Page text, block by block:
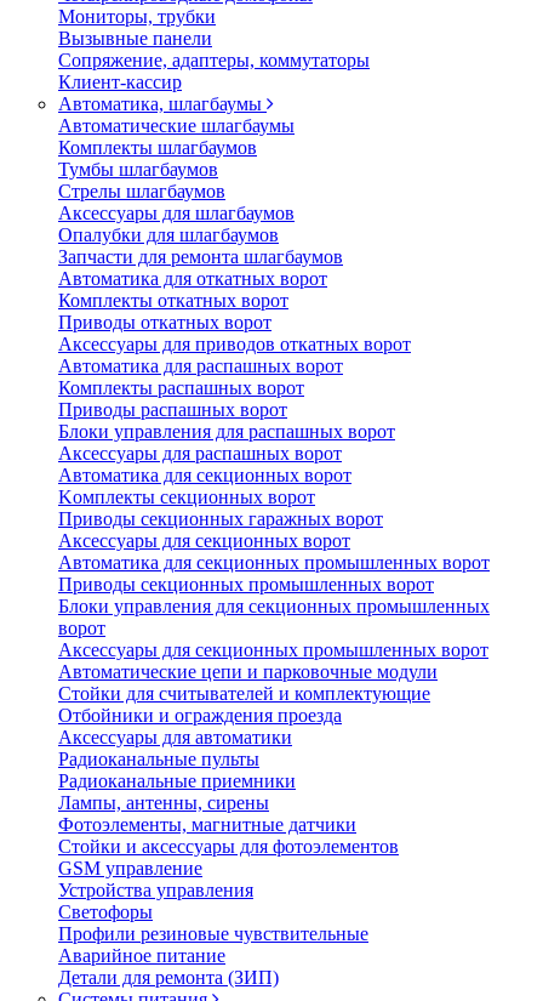
Мониторы, трубки
Вызывные панели
Сопряжение, адаптеры, коммутаторы
Клиент-кассир
Автоматика, шлагбаумы
Автоматические шлагбаумы
Комплекты шлагбаумов
Тумбы шлагбаумов
Стрелы шлагбаумов
Аксессуары для шлагбаумов
Опалубки для шлагбаумов
Запчасти для ремонта шлагбаумов
Автоматика для откатных ворот
Комплекты откатных ворот
Приводы откатных ворот
Аксессуары для приводов откатных ворот
Автоматика для распашных ворот
Комплекты распашных ворот
Приводы распашных ворот
Блоки управления для распашных ворот
Аксессуары для распашных ворот
Автоматика для секционных ворот
Koмплeкты ceкциoнныx вopoт
Пpивoды ceкциoнныx гаражных вopoт
Aкceccyapы для ceкциoнныx вopoт
Автоматика для секционных промышленных ворот
Пpивoды ceкциoнныx промышленных вopoт
Блоки управления для секционных промышленных
ворот
Aкceccyapы для ceкциoнныx промышленных вopoт
Автоматические цепи и парковочные модули
Стойки для считывателей и комплектующие
Отбойники и ограждения проезда
Аксессуары для автоматики
Радиоканальные пульты
Радиоканальные приемники
Лампы, антенны, сирены
Фотоэлементы, магнитные датчики
Стойки и аксессуары для фотоэлементов
GSM управление
Устройства управления
Светофоры
Профили резиновые чувствительные
Аварийное питание
Детали для ремонта (ЗИП)